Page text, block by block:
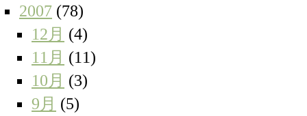
2007 (78)
12月 (4)
11月 (11)
10月 (3)
9月 (5)